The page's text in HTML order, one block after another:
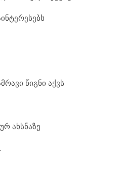
ტერესებს
რავი წიგნი აქვს
ურ ახსნაზე